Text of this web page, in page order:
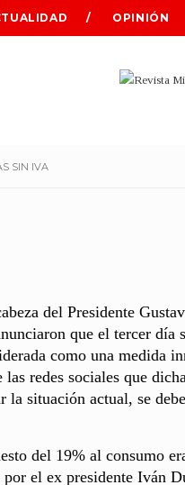
OPINIÓN
SIN IVA
del Presidente
que el tercer
como una medida
redes sociales que
la situación actual, se
del 19% al consumo
el ex presidente Iván